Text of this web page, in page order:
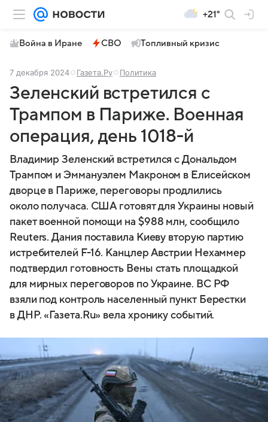
+21°
Война в Иране СВО Топливный кризис
7 декабря 2024 Газета.Ру Политика
Зеленский встретился с
Трампом в Париже. Военная
операция, день 1018-й
Владимир Зеленский встретился с Дональдом
Трампом и Эммануэлем Макроном в Елисейском
дворце в Париже, переговоры продлились
около получаса. США готовят для Украины новый
пакет военной помощи на $988 млн, сообщило
Reuters. Дания поставила Киеву вторую партию
истребителей F-16. Канцлер Австрии Нехаммер
подтвердил готовность Вены стать площадкой
для мирных переговоров по Украине. ВС РФ
взяли под контроль населенный пункт Берестки
в ДНР. «Газета.Ru» вела хронику событий.